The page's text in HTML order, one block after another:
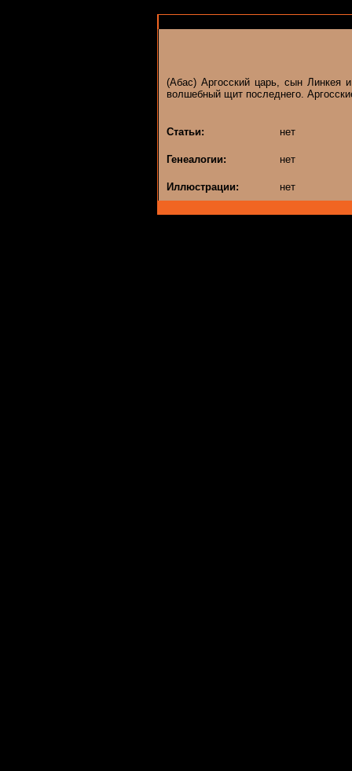
(Абас) Аргосский царь, сын Линкея
волшебный щит последнего.
Статьи: нет
Генеалогии: нет
Иллюстрации: нет